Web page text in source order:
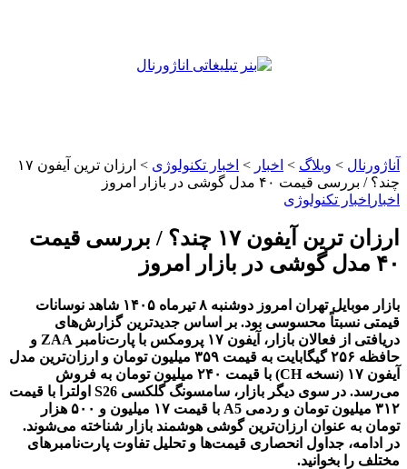
آناژورنال > وبلاگ > اخبار > اخبار تکنولوژی >
ارزان‌ ترین آیفون ۱۷
چند؟ / بررسی قیمت ۴۰ مدل گوشی در بازار امروز
اخبار اخبار تکنولوژی
ارزان‌ ترین آیفون ۱۷ چند؟ / بررسی قیمت
۴۰ مدل گوشی در بازار امروز
بازار موبایل تهران امروز دوشنبه ۸ تیرماه ۱۴۰۵ شاهد نوسانات
قیمتی نسبتاً محسوسی بود. بر اساس جدیدترین گزارش‌های
دریافتی از فعالان بازار، آیفون ۱۷ پرومکس با پارت‌نامبر ZAA و
حافظه ۲۵۶ گیگابایت به قیمت ۳۵۹ میلیون تومان و ارزان‌ترین مدل
آیفون ۱۷ (نسخه CH) با قیمت ۲۴۰ میلیون تومان به فروش
می‌رسد. در سوی دیگر بازار، سامسونگ گلکسی S26 اولترا با قیمت
۳۱۲ میلیون تومان و ردمی A5 با قیمت ۱۷ میلیون و ۵۰۰ هزار
تومان به عنوان ارزان‌ترین گوشی هوشمند بازار شناخته می‌شوند.
در ادامه، جداول انحصاری قیمت‌ها و تحلیل تفاوت پارت‌نامبرهای
مختلف را بخوانید.